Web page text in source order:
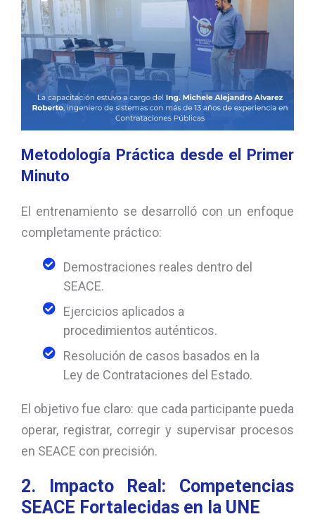
Metodología Práctica desde el Primer
Minuto
El entrenamiento se desarrolló con un enfoque
completamente práctico:
Demostraciones reales dentro del
SEACE.
Ejercicios aplicados a
procedimientos auténticos.
Resolución de casos basados en la
Ley de Contrataciones del Estado.
El objetivo fue claro: que cada participante pueda
operar, registrar, corregir y supervisar procesos
en SEACE con precisión.
2. Impacto Real: Competencias
SEACE Fortalecidas en la UNE